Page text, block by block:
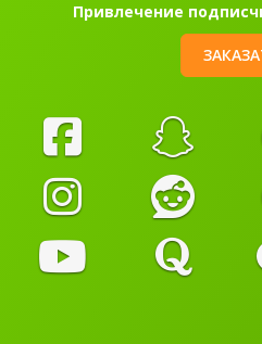
Привлечение